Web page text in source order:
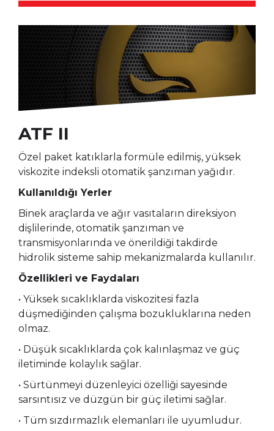
ATF II
Özel paket katıklarla formüle edilmiş, yüksek
viskozite indeksli otomatik şanzıman yağıdır.
Kullanıldığı Yerler
Binek araçlarda ve ağır vasıtaların direksiyon
dişlilerinde, otomatik şanzıman ve
transmisyonlarında ve önerildiği takdirde
hidrolik sisteme sahip mekanizmalarda kullanılır.
Özellikleri ve Faydaları
• Yüksek sıcaklıklarda viskozitesi fazla
düşmediğinden çalışma bozukluklarına neden
olmaz.
• Düşük sıcaklıklarda çok kalınlaşmaz ve güç
iletiminde kolaylık sağlar.
• Sürtünmeyi düzenleyici özelliği sayesinde
sarsıntısız ve düzgün bir güç iletimi sağlar.
• Tüm sızdırmazlık elemanları ile uyumludur.